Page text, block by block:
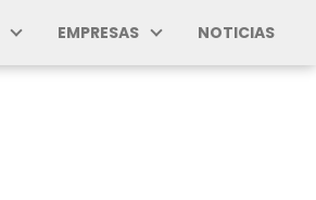
EMPRESAS NOTICIAS